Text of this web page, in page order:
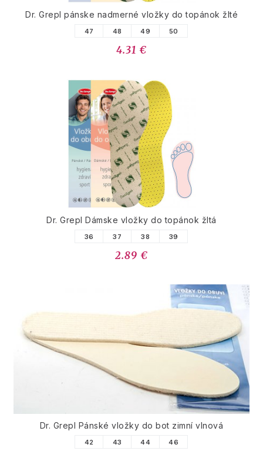
Dr. Grepl pánske nadmerné vložky do topánok žlté
47 48 49 50
4.31 €
Dr. Grepl Dámske vložky do topánok žltá
36 37 38 39
2.89 €
Dr. Grepl Pánské vložky do bot zimní vlnová
42 43 44 46